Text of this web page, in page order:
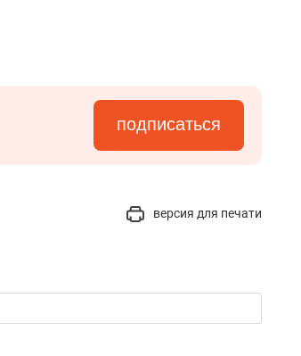
подписаться
версия для печати